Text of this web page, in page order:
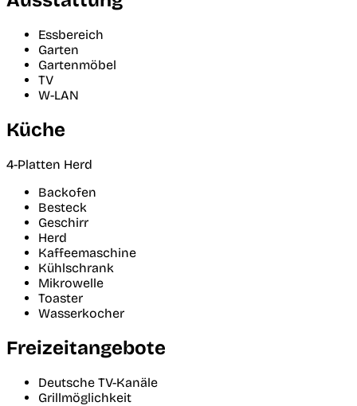
Essbereich
Garten
Gartenmöbel
TV
W-LAN
Küche
4-Platten Herd
Backofen
Besteck
Geschirr
Herd
Kaffeemaschine
Kühlschrank
Mikrowelle
Toaster
Wasserkocher
Freizeitangebote
Deutsche TV-Kanäle
Grillmöglichkeit